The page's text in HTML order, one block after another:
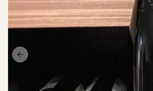
Previous slide